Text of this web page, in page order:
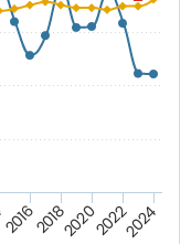
20162018202020222024